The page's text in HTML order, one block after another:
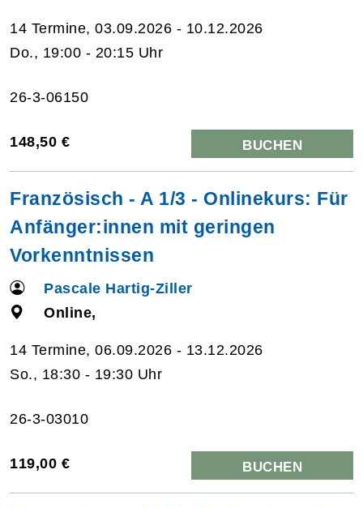
14 Termine, 03.09.2026 - 10.12.2026
Do., 19:00 - 20:15 Uhr
26-3-06150
148,50 € BUCHEN
Französisch - A 1/3 - Onlinekurs: Für
Anfänger:innen mit geringen
Vorkenntnissen
Pascale Hartig-Ziller
Online,
14 Termine, 06.09.2026 - 13.12.2026
So., 18:30 - 19:30 Uhr
26-3-03010
119,00 € BUCHEN